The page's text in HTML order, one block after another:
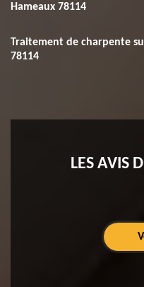
Hameaux 78114
Traitement de charpente
78114
LES AVIS